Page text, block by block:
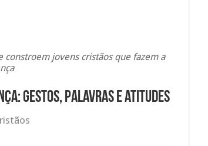
constroem jovens cristãos que fazem a
gestos, palavras e atitudes